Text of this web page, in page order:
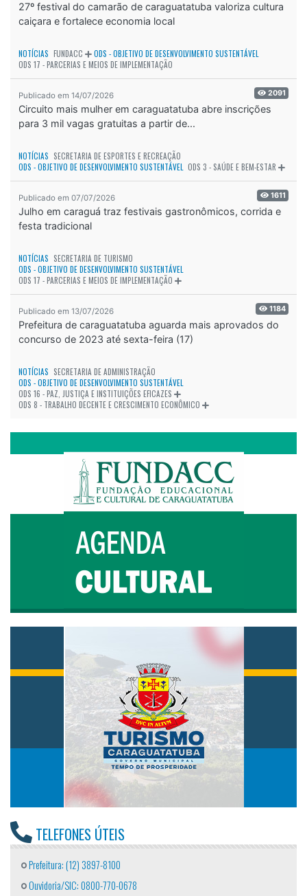
27º festival do camarão de caraguatatuba valoriza cultura
caiçara e fortalece economia local
NOTÍCIAS FUNDACC
ODS - OBJETIVO DE DESENVOLVIMENTO SUSTENTÁVEL
ODS 17 - PARCERIAS E MEIOS DE IMPLEMENTAÇÃO
Publicado em 14/07/2026 2091
Circuito mais mulher em caraguatatuba abre inscrições
para 3 mil vagas gratuitas a partir de...
NOTÍCIAS SECRETARIA DE ESPORTES E RECREAÇÃO
ODS - OBJETIVO DE DESENVOLVIMENTO SUSTENTÁVEL ODS 3 - SAÚDE E BEM-ESTAR
Publicado em 07/07/2026 1611
Julho em caraguá traz festivais gastronômicos, corrida e
festa tradicional
NOTÍCIAS SECRETARIA DE TURISMO
ODS - OBJETIVO DE DESENVOLVIMENTO SUSTENTÁVEL
ODS 17 - PARCERIAS E MEIOS DE IMPLEMENTAÇÃO
Publicado em 13/07/2026 1184
Prefeitura de caraguatatuba aguarda mais aprovados do
concurso de 2023 até sexta-feira (17)
NOTÍCIAS SECRETARIA DE ADMINISTRAÇÃO
ODS - OBJETIVO DE DESENVOLVIMENTO SUSTENTÁVEL
ODS 16 - PAZ, JUSTIÇA E INSTITUIÇÕES EFICAZES
ODS 8 - TRABALHO DECENTE E CRESCIMENTO ECONÔMICO
TELEFONES ÚTEIS
Prefeitura: (12) 3897-8100
Ouvidoria/SIC: 0800-770-0678